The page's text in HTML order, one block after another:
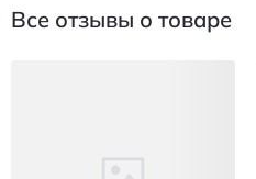
Все отзывы о товаре